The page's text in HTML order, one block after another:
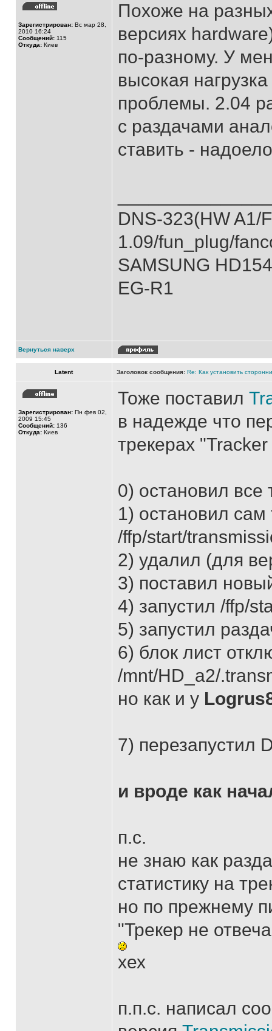
Зарегистрирован: Вс мар 28,
2010 16:24
Сообщений: 115
Откуда: Киев
Похоже на
версиях
по-разному. У
высокая
проблемы. 2.04
с раздачами
ставить -
DNS-323(HW A1/
1.09/fun_plug/
SAMSUNG
EG-R1
Вернуться наверх
Latent Заголовок сообщения: Re: Как установить
Зарегистрирован: Пн фев 02,
2009 15:45
Сообщений: 136
Откуда: Киев
Тоже поставил
в надежде что
трекерах
0) остановил все
1) остановил
/ffp/start/
2) удалил (для
3) поставил
4) запустил /ffp/
5) запустил
6) блок лист
/mnt/HD_a2/
но как и у
7) перезапустил
и вроде как
п.с.
не знаю как
статистику на
но по прежнему
"Трекер не
хех
п.п.с. написал